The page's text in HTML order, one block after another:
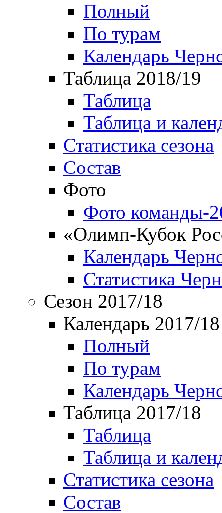
Полный
По турам
Календарь
Таблица 2018/19
Таблица
Таблица и
Статистика сезона
Состав
Фото
Фото команды-
«Олимп-Кубок
Календарь
Статистика
Сезон 2017/18
Календарь 2017/18
Полный
По турам
Календарь
Таблица 2017/18
Таблица
Таблица и
Статистика сезона
Состав